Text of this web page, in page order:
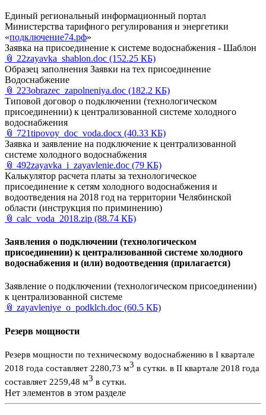
Единый региональный информационный портал
Министерства тарифного регулирования и энергетики
«подключение74.рф»
Заявка на присоединение к системе водоснабжения - Шаблон
📎 22zayavka_shablon.doc (152.25 КБ)
Образец заполнения Заявки на тех присоединение
Водоснабжение
📎 223obrazec_zapolneniya.doc (182.2 КБ)
Типовой договор о подключении (технологическом
присоединении) к централизованной системе холодного
водоснабжения
📎 721tipovoy_doc_voda.docx (40.33 КБ)
Заявка и заявление на подключение к централизованной
системе холодного водоснабжения
📎 492zayavka_i_zayavlenie.doc (79 КБ)
Калькулятор расчета платы за технологическое
присоединение к сетям холодного водоснабжения и
водоотведения на 2018 год на территории Челябинской
области (инструкция по приминению)
📎 calc_voda_2018.zip (88.74 КБ)
Заявления о подключении (технологическом
присоединении) к централизованной системе холодного
водоснабжения и (или) водоотведения (прилагается)
Заявление о подключении (технологическом присоединении)
к централизованной системе
📎 zayavleniye_o_podklch.doc (60.5 КБ)
Резерв мощности
Резерв мощности по техническому водоснабжению в I квартале
2018 года составляет 2280,73 м3 в сутки. в II квартале 2018 года
составляет 2259,48 м3 в сутки.
Нет элементов в этом разделе